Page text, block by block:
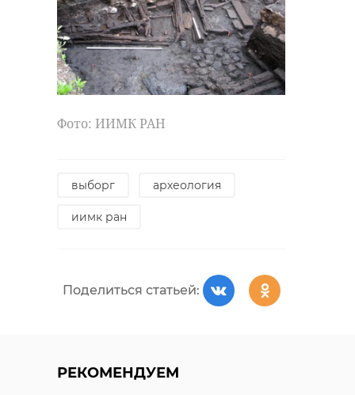
Фото: ИИМК РАН
выборг археология
иимк ран
Поделиться статьей:
РЕКОМЕНДУЕМ